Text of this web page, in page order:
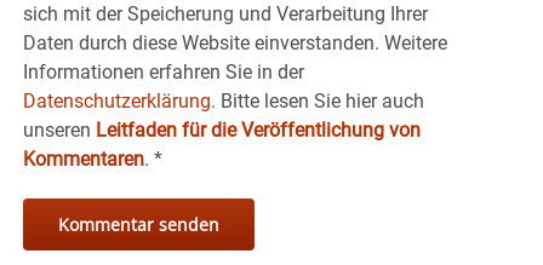
sich mit der Speicherung und Verarbeitung Ihrer
Daten durch diese Website einverstanden. Weitere
Informationen erfahren Sie in der
Datenschutzerklärung. Bitte lesen Sie hier auch
unseren Leitfaden für die Veröffentlichung von
Kommentaren. *